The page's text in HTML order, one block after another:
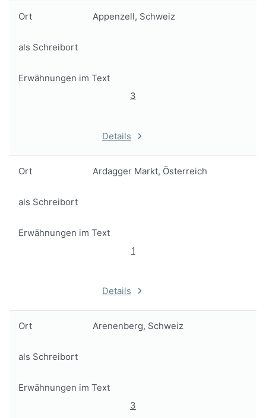
Ort Appenzell, Schweiz
als Schreibort
Erwähnungen im Text
3
Details
Ort Ardagger Markt, Österreich
als Schreibort
Erwähnungen im Text
1
Details
Ort Arenenberg, Schweiz
als Schreibort
Erwähnungen im Text
3